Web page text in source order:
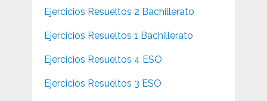
Ejercicios Resueltos 2 Bachillerato
Ejercicios Resueltos 1 Bachillerato
Ejercicios Resueltos 4 ESO
Ejercicios Resueltos 3 ESO